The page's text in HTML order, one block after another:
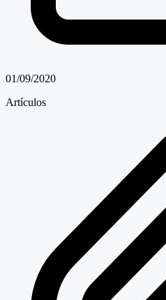
01/09/2020
Artículos